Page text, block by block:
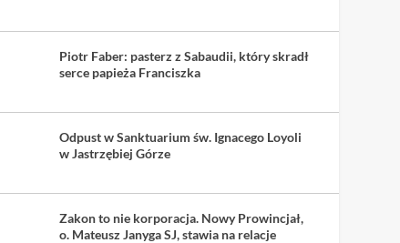
Piotr Faber: pasterz z Sabaudii, który skradł
serce papieża Franciszka
Odpust w Sanktuarium św. Ignacego Loyoli
w Jastrzębiej Górze
Zakon to nie korporacja. Nowy Prowincjał,
o. Mateusz Janyga SJ, stawia na relacje